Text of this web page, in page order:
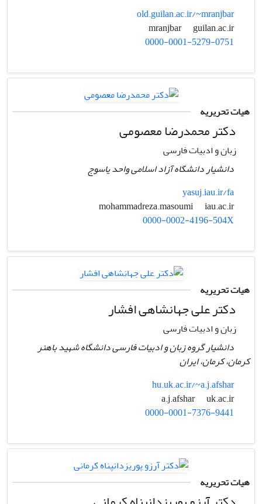
old.guilan.ac.ir/~mranjbar
mranjbar
guilan.ac.ir
0000-0001-5279-0751
هیات تحریریه
دکتر محمدرضا معصومی
زبان و ادبیات فارسی
دانشیار دانشگاه آزاد اسلامی واحد یاسوج
yasuj.iau.ir/fa
mohammadreza.masoumi
iau.ac.ir
0000-0002-4196-504X
هیات تحریریه
دکتر علی جهانشاهی افشار
زبان و ادبیات فارسی
دانشیار گروه زبان و ادبیات فارسی دانشگاه شهید باهنر
کرمان، کرمان، ایران
hu.uk.ac.ir/~a.j.afshar
a.j.afshar
uk.ac.ir
0000-0001-7376-9441
هیات تحریریه